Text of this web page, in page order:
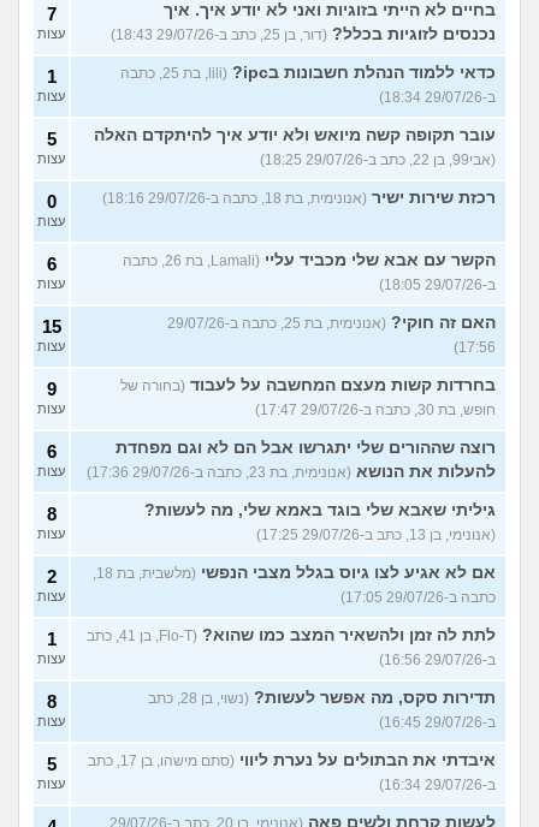
בחיים לא הייתי בזוגיות ואני לא יודע איך. איך
נכנסים לזוגיות בכלל? (דור, בן 25, כתב ב-29/07/26 18:43)
7
עצות
כדאי ללמוד הנהלת חשבונות בipc?
(lili, בת 25, כתבה
ב-29/07/26 18:34)
1
עצות
עובר תקופה קשה מיואש ולא יודע איך להיתקדם האלה
(אבי99, בן 22, כתב ב-29/07/26 18:25)
5
עצות
רכזת שירות ישיר (אנונימית, בת 18, כתבה ב-29/07/26 18:16) 0
עצות
הקשר עם אבא שלי מכביד עליי
(Lamali, בת 26, כתבה
ב-29/07/26 18:05)
6
עצות
האם זה חוקי?
(אנונימית, בת 25, כתבה ב-29/07/26
17:56)
15
עצות
בחרדות קשות מעצם המחשבה על לעבוד (בחורה של
חופש, בת 30, כתבה ב-29/07/26 17:47)
9
עצות
רוצה שההורים שלי יתגרשו אבל הם לא וגם מפחדת
להעלות את הנושא (אנונימית, בת 23, כתבה ב-29/07/26 17:36)
6
עצות
גיליתי שאבא שלי בוגד באמא שלי, מה לעשות?
(אנונימי, בן 13, כתב ב-29/07/26 17:25)
8
עצות
אם לא אגיע לצו גיוס בגלל מצבי הנפשי
(מלשבית, בת 18,
כתבה ב-29/07/26 17:05)
2
עצות
לתת לה זמן ולהשאיר המצב כמו שהוא?
(Flo-T, בן 41, כתב
ב-29/07/26 16:56)
1
עצות
תדירות סקס, מה אפשר לעשות?
(נשוי, בן 28, כתב
ב-29/07/26 16:45)
8
עצות
איבדתי את הבתולים על נערת ליווי
(סתם מישהו, בן 17, כתב
ב-29/07/26 16:34)
5
עצות
לעשות קרחת ולשים פאה